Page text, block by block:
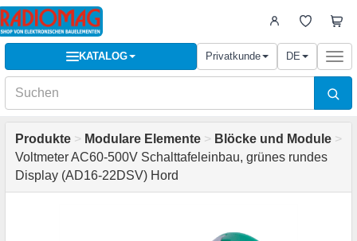
KATALOG Privatkunde DE
Produkte > Modulare Elemente > Blöcke und Module >
Voltmeter AC60-500V Schalttafeleinbau, grünes rundes
Display (AD16-22DSV) Hord